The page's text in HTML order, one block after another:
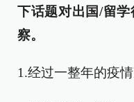
下话题对出国/留
察。
1.经过一整年的疫